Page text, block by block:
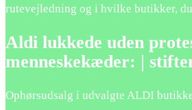
rutevejledning og i hvilke butikker,
Aldi lukkede uden
menneskekæder: |
Ophørsudsalg i udvalgte ALDI